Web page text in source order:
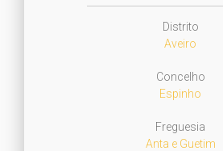
Distrito
Aveiro
Concelho
Espinho
Freguesia
Anta e Guetim